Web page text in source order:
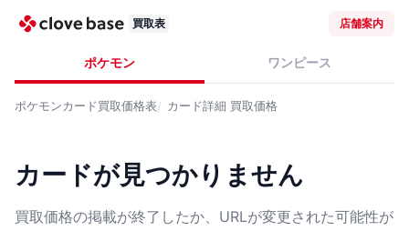
買取表 店舗案内
ポケモン ワンピース
ポケモンカード買取価格表 カード詳細 買取価格
カードが見つかりません
買取価格の掲載が終了したか、URLが変更された可能性が